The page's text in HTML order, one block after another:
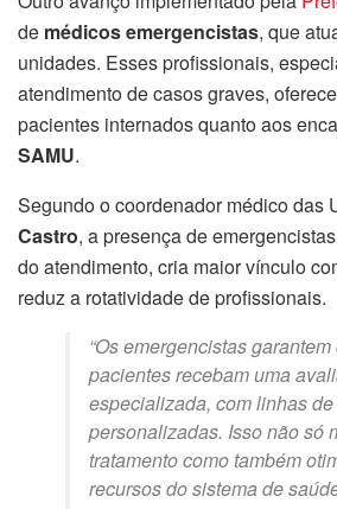
de médicos emergencistas, que
unidades. Esses profissionais,
atendimento de casos graves,
pacientes internados quanto aos
SAMU.
Segundo o coordenador médico das
Castro, a presença de
do atendimento, cria maior vínculo
reduz a rotatividade de profissionais.
“Os emergencistas
pacientes recebam uma
especializada, com linhas
personalizadas. Isso não só
tratamento como também
recursos do sistema de